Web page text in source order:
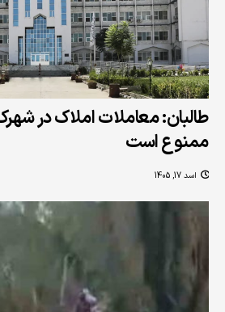
طالبان: معاملات املاک در
ممنوع است
اسد 17, 1405